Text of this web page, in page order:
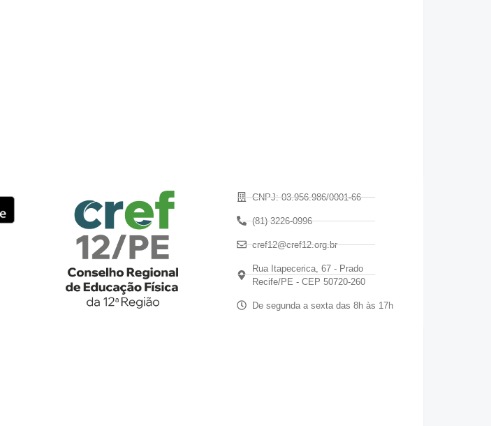
CNPJ: 03.956.986/0001-66
(81) 3226-0996
cref12@cref12.org.br
Rua Itapecerica, 67 - Prado
Recife/PE - CEP 50720-260
De segunda a sexta das 8h às 17h